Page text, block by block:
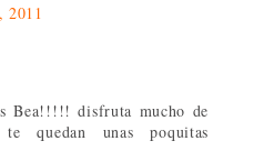
2011
Bea!!!!! disfruta mucho de
quedan unas poquitas